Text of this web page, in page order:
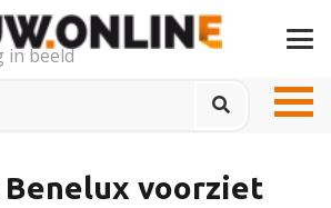
in beeld
Benelux voorziet